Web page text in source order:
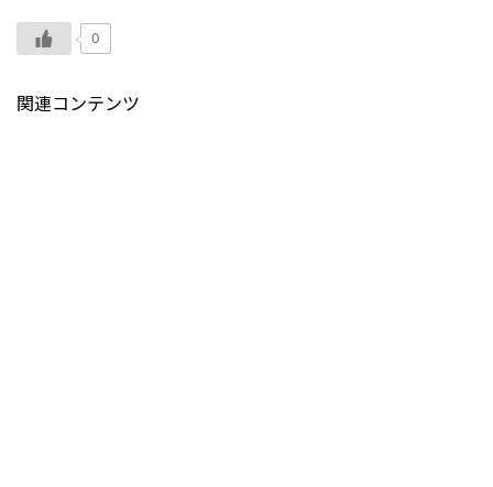
0
関連コンテンツ